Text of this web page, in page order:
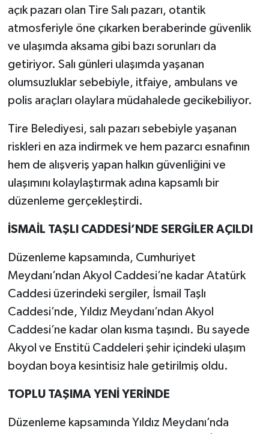
açık pazarı olan Tire Salı pazarı, otantik
atmosferiyle öne çıkarken beraberinde güvenlik
ve ulaşımda aksama gibi bazı sorunları da
getiriyor. Salı günleri ulaşımda yaşanan
olumsuzluklar sebebiyle, itfaiye, ambulans ve
polis araçları olaylara müdahalede gecikebiliyor.
Tire Belediyesi, salı pazarı sebebiyle yaşanan
riskleri en aza indirmek ve hem pazarcı esnafının
hem de alışveriş yapan halkın güvenliğini ve
ulaşımını kolaylaştırmak adına kapsamlı bir
düzenleme gerçekleştirdi.
İSMAİL TAŞLI CADDESİ’NDE SERGİLER AÇILDI
Düzenleme kapsamında, Cumhuriyet
Meydanı’ndan Akyol Caddesi’ne kadar Atatürk
Caddesi üzerindeki sergiler, İsmail Taşlı
Caddesi’nde, Yıldız Meydanı’ndan Akyol
Caddesi’ne kadar olan kısma taşındı. Bu sayede
Akyol ve Enstitü Caddeleri şehir içindeki ulaşım
boydan boya kesintisiz hale getirilmiş oldu.
TOPLU TAŞIMA YENİ YERİNDE
Düzenleme kapsamında Yıldız Meydanı’nda